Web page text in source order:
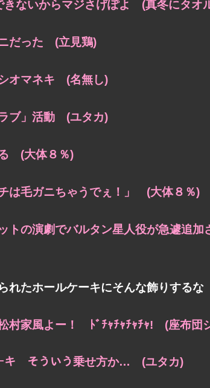
きないからマジさげぽよ (真冬にタオ
だった (立見鶏)
オマネキ (名無し)
ブ」活動 (ユタカ)
(大体８％)
チは毛ガニちゃうでぇ！」 (大体８％)
トの演劇でバルタン星人役が急遽追
れたホールケーキにそんな飾りするな
村家風よー！ ﾄﾞﾁｬﾁｬﾁｬﾁｬ! (座布団
キ そういう乗せ方か… (ユタカ)